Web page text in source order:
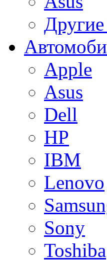
Apple
Asus
Dell
HP
IBM
Lenovo
Sony
Toshiba